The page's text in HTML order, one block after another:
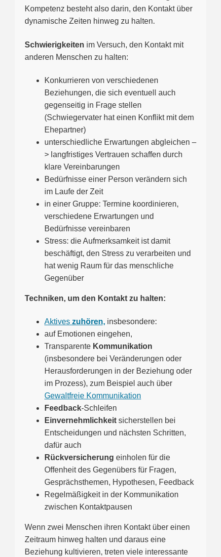
Kompetenz besteht also darin, den Kontakt über
dynamische Zeiten hinweg zu halten.
Schwierigkeiten im Versuch, den Kontakt mit
anderen Menschen zu halten:
Konkurrieren von verschiedenen
Beziehungen, die sich eventuell auch
gegenseitig in Frage stellen
(Schwiegervater hat einen Konflikt mit dem
Ehepartner)
unterschiedliche Erwartungen abgleichen –
> langfristiges Vertrauen schaffen durch
klare Vereinbarungen
Bedürfnisse einer Person verändern sich
im Laufe der Zeit
in einer Gruppe: Termine koordinieren,
verschiedene Erwartungen und
Bedürfnisse vereinbaren
Stress: die Aufmerksamkeit ist damit
beschäftigt, den Stress zu verarbeiten und
hat wenig Raum für das menschliche
Gegenüber
Techniken, um den Kontakt zu halten:
Aktives zuhören, insbesondere:
auf Emotionen eingehen,
Transparente Kommunikation
(insbesondere bei Veränderungen oder
Herausforderungen in der Beziehung oder
im Prozess), zum Beispiel auch über
Gewaltfreie Kommunikation
Feedback-Schleifen
Einvernehmlichkeit sicherstellen bei
Entscheidungen und nächsten Schritten,
dafür auch
Rückversicherung einholen für die
Offenheit des Gegenübers für Fragen,
Gesprächsthemen, Hypothesen, Feedback
Regelmäßigkeit in der Kommunikation
zwischen Kontaktpausen
Wenn zwei Menschen ihren Kontakt über einen
Zeitraum hinweg halten und daraus eine
Beziehung kultivieren, treten viele interessante